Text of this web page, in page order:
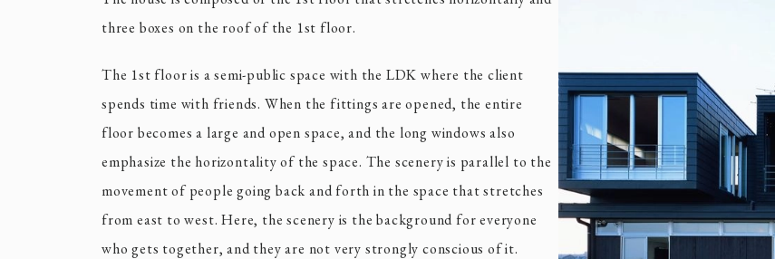
three boxes on the roof of the 1st floor.
The 1st floor is a semi-public space with the LDK where the client
spends time with friends. When the fittings are opened, the entire
floor becomes a large and open space, and the long windows also
emphasize the horizontality of the space. The scenery is parallel to the
movement of people going back and forth in the space that stretches
from east to west. Here, the scenery is the background for everyone
who gets together, and they are not very strongly conscious of it.